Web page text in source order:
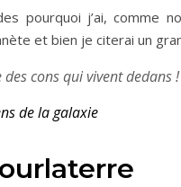
pourquoi j’ai, comme
et bien je citerai un
cons qui vivent dedans !
de la galaxie